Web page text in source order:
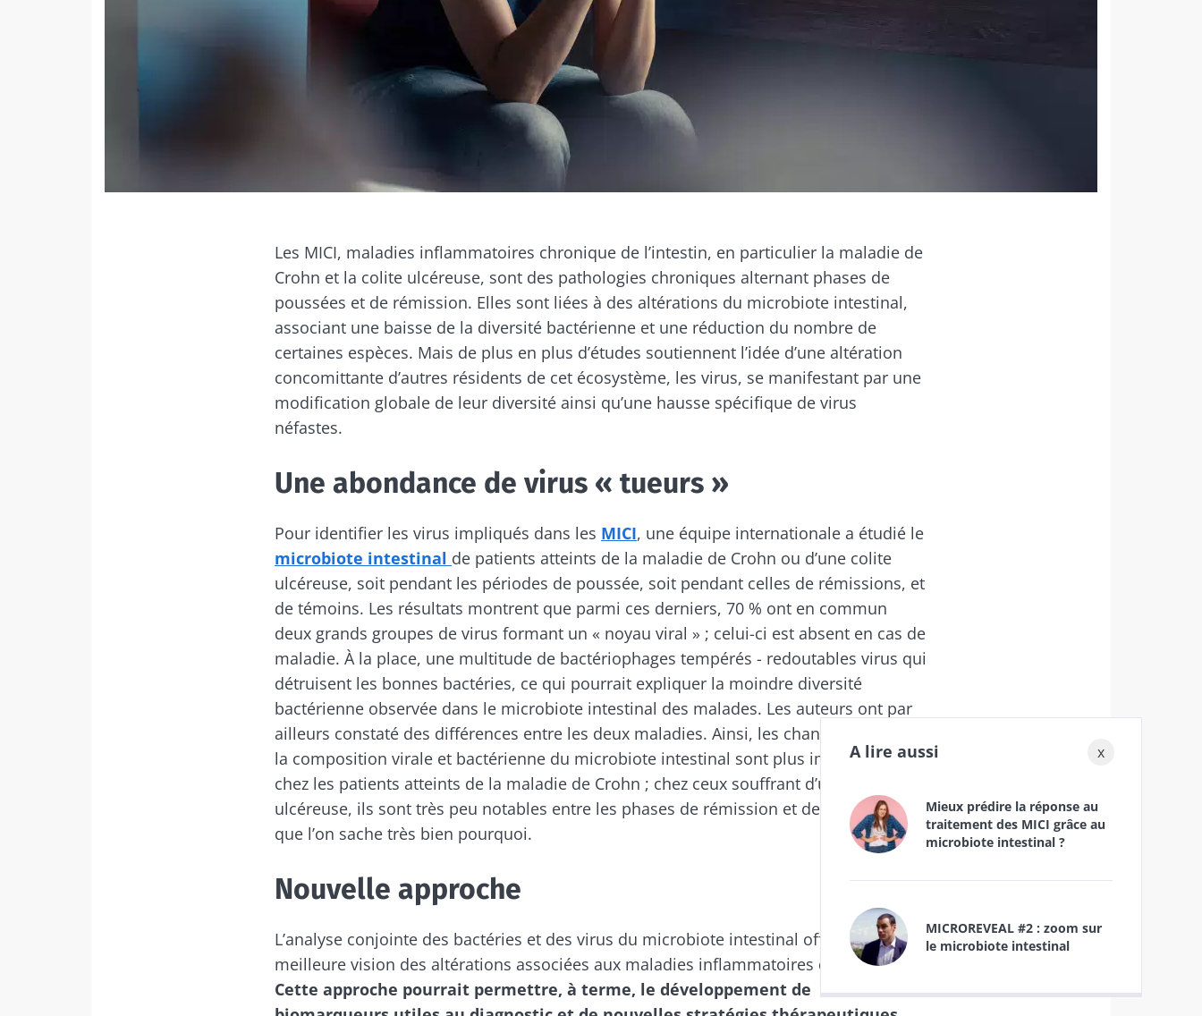
Les MICI, maladies inflammatoires chronique de l’intestin, en particulier la maladie de
Crohn et la colite ulcéreuse, sont des pathologies chroniques alternant phases de
poussées et de rémission. Elles sont liées à des altérations du microbiote intestinal,
associant une baisse de la diversité bactérienne et une réduction du nombre de
certaines espèces. Mais de plus en plus d’études soutiennent l’idée d’une altération
concomittante d’autres résidents de cet écosystème, les virus, se manifestant par une
modification globale de leur diversité ainsi qu’une hausse spécifique de virus
néfastes.
Une abondance de virus « tueurs »
Pour identifier les virus impliqués dans les MICI, une équipe internationale a étudié le
microbiote intestinal de patients atteints de la maladie de Crohn ou d’une colite
ulcéreuse, soit pendant les périodes de poussée, soit pendant celles de rémissions, et
de témoins. Les résultats montrent que parmi ces derniers, 70 % ont en commun
deux grands groupes de virus formant un « noyau viral » ; celui-ci est absent en cas de
maladie. À la place, une multitude de bactériophages tempérés - redoutables virus qui
détruisent les bonnes bactéries, ce qui pourrait expliquer la moindre diversité
bactérienne observée dans le microbiote intestinal des malades. Les auteurs ont par
ailleurs constaté des différences entre les deux maladies. Ainsi, les changements dans
la composition virale et bactérienne du microbiote intestinal sont plus importants
chez les patients atteints de la maladie de Crohn ; chez ceux souffrant d’une colite
ulcéreuse, ils sont très peu notables entre les phases de rémission et de poussée sans
que l’on sache très bien pourquoi.
Nouvelle approche
L’analyse conjointe des bactéries et des virus du microbiote intestinal offre une
meilleure vision des altérations associées aux maladies inflammatoires de l’intestin.
Cette approche pourrait permettre, à terme, le développement de
x
A lire aussi
Mieux prédire la réponse au
traitement des MICI grâce au
microbiote intestinal ?
MICROREVEAL #2 : zoom sur
le microbiote intestinal
Redirection
Vous êtes sur le point d'être redirigé et de quitter notre site web
Se tenir informé
Essential" pour rester au courant des dernières actualités sur le microbiote.
Ne partez pas si vite !
Rejoignez la communauté du microbiote et recevez une fois par mois "The
Essential" pour rester au courant des dernières actualités sur le microbiote.
J’ai lu et accepte lesCGUet la
* Champs obligatoires
BMI 20-35